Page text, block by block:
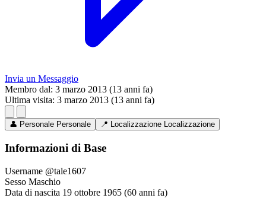
Invia un Messaggio
Membro dal: 3 marzo 2013 (13 anni fa)
Ultima visita: 3 marzo 2013 (13 anni fa)
👤 Personale Personale 📍 Localizzazione Localizzazione
Informazioni di Base
Username @tale1607
Sesso Maschio
Data di nascita 19 ottobre 1965 (60 anni fa)